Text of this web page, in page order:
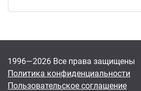
1996—2026 Все права защищены
Политика конфиденциальности
Пользовательское соглашение